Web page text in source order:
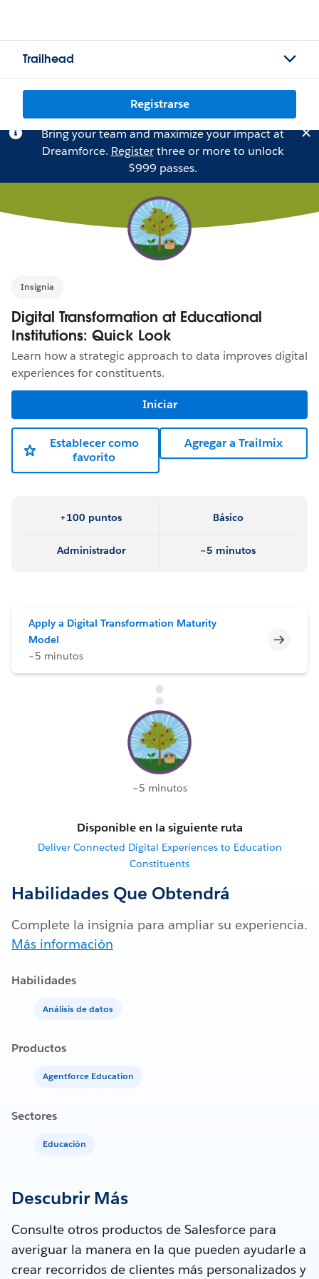
Trailhead
Registrarse
Bring your team and maximize your impact at
Dreamforce. Registerthree or more to unlock
$999 passes.
Insignia
Digital Transformation at Educational
Institutions: Quick Look
Learn how a strategic approach to data improves digital
experiences for constituents.
Iniciar
Establecer como
favorito
Agregar a Trailmix
+100 puntos Básico
Administrador ~5 minutos
Apply a Digital Transformation Maturity
Model
~5 minutos
~5 minutos
Disponible en la siguiente ruta
Deliver Connected Digital Experiences to Education
Constituents
Habilidades Que Obtendrá
Complete la insignia para ampliar su experiencia.
Más información
Habilidades
Análisis de datos
Productos
Agentforce Education
Sectores
Educación
Descubrir Más
Consulte otros productos de Salesforce para
averiguar la manera en la que pueden ayudarle a
crear recorridos de clientes más personalizados y